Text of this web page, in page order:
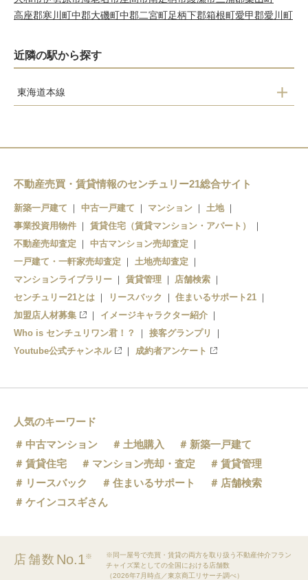
高座郡寒川町中郡大磯町中郡二宮町足柄下郡箱根町愛甲郡愛川町
近隣の駅から探す
東海道本線
不動産売買・賃貸情報のセンチュリー21総合サイト
新築一戸建て 中古一戸建て マンション
土地
事業投資用物件
賃貸住宅（賃貸マンション・アパート）
不動産売却査定
中古マンション売却査定
一戸建て・一軒家売却査定
土地売却査定
マンションライブラリー
賃貸管理
店舗検索
センチュリー21とは
リースバック
住まいるサポート21
加盟店人材募集
イメージキャラクター紹介
Who is センチュリワン君！？
接客グランプリ
Youtube公式チャンネル
成約者アンケート
人気のキーワード
中古マンション
土地購入
新築一戸建て
賃貸住宅
マンション売却・査定
賃貸管理
リースバック
住まいるサポート
店舗検索
ケインコスギさん
店舗数 No.1※
※同一屋号で売買・賃貸の両方を取り扱う不動産仲介フラン
チャイズ業としての全国における店舗数
（2026年7月時点／東京商工リサーチ調べ）